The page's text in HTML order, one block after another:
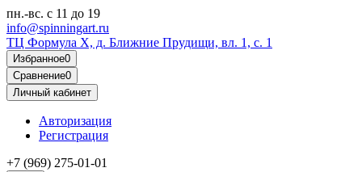
пн.-вс. с 11 до 19
info@spinningart.ru
ТЦ Формула X, д. Ближние Прудищи, вл. 1, с. 1
Избранное0
Сравнение0
Личный кабинет
Авторизация
Регистрация
+7 (969) 275-01-01